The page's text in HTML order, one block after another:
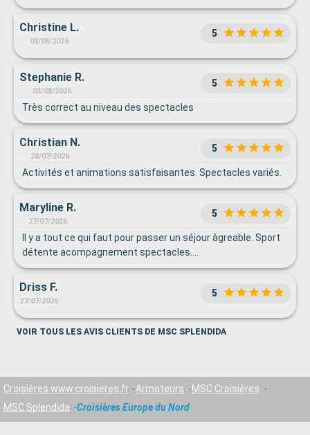
Christine L.
03/08/2026
5
Stephanie R.
03/08/2026
5
Très correct au niveau des spectacles
Christian N.
28/07/2026
5
Activités et animations satisfaisantes. Spectacles variés.
Maryline R.
27/07/2026
5
Il y a tout ce qui faut pour passer un séjour àgreable. Sport
détente acompagnement spectacles....
Driss F.
27/07/2026
5
VOIR TOUS LES AVIS CLIENTS DE MSC SPLENDIDA
Croisières www.croisieres.fr Armateurs
MSC Croisières
MSC Splendida
Croisières Europe du Nord